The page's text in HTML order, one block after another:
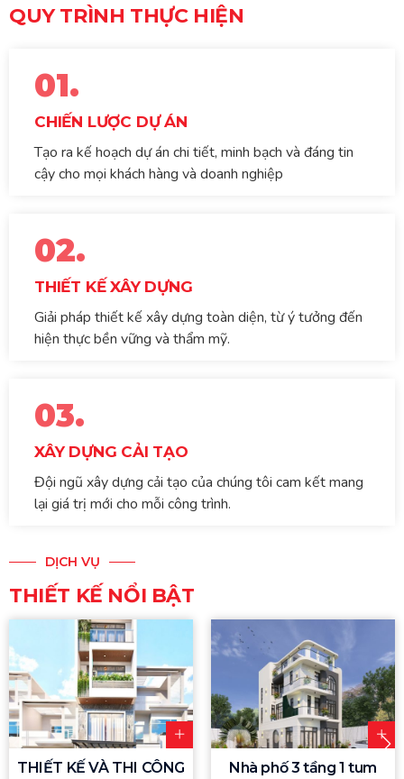
QUY TRÌNH THỰC HIỆN
01.
CHIẾN LƯỢC DỰ ÁN
Tạo ra kế hoạch dự án chi tiết, minh bạch và đáng tin
cậy cho mọi khách hàng và doanh nghiệp
02.
THIẾT KẾ XÂY DỰNG
Giải pháp thiết kế xây dựng toàn diện, từ ý tưởng đến
hiện thực bền vững và thẩm mỹ.
03.
XÂY DỰNG CẢI TẠO
Đội ngũ xây dựng cải tạo của chúng tôi cam kết mang
lại giá trị mới cho mỗi công trình.
DỊCH VỤ
THIẾT KẾ NỔI BẬT
THIẾT KẾ VÀ THI CÔNG
Nhà phố 3 tầng 1 tum